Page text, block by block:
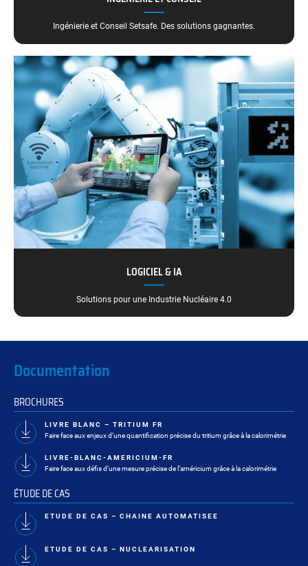
Ingénierie et Conseil Setsafe. Des solutions gagnantes.
LOGICIEL & IA
Solutions pour une Industrie Nucléaire 4.0
Documentation
BROCHURES
LIVRE BLANC – TRITIUM FR
–
Faire face aux enjeux d’une quantification précise du tritium grâce à la calorimétrie
LIVRE-BLANC-AMERICIUM-FR
–Faire face aux défis d’une mesure précise de l’américium grâce à la calorimétrie
ÉTUDE DE CAS
ETUDE DE CAS – CHAINE AUTOMATISEE
ETUDE DE CAS – NUCLEARISATION